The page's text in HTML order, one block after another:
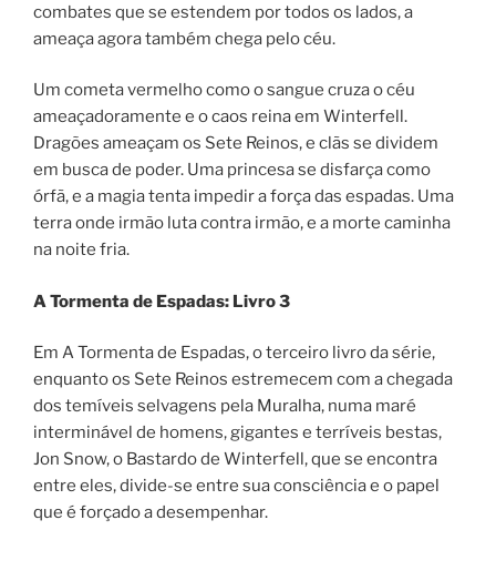
combates que se estendem por todos os lados, a
ameaça agora também chega pelo céu.
Um cometa vermelho como o sangue cruza o céu
ameaçadoramente e o caos reina em Winterfell.
Dragões ameaçam os Sete Reinos, e clãs se dividem
em busca de poder. Uma princesa se disfarça como
órfã, e a magia tenta impedir a força das espadas. Uma
terra onde irmão luta contra irmão, e a morte caminha
na noite fria.
A Tormenta de Espadas: Livro 3
Em A Tormenta de Espadas, o terceiro livro da série,
enquanto os Sete Reinos estremecem com a chegada
dos temíveis selvagens pela Muralha, numa maré
interminável de homens, gigantes e terríveis bestas,
Jon Snow, o Bastardo de Winterfell, que se encontra
entre eles, divide-se entre sua consciência e o papel
que é forçado a desempenhar.